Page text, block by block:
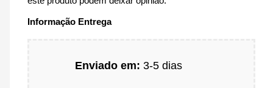
Informação Entrega
Enviado em: 3-5 dias